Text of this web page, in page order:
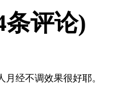
条评论)
经不调效果很好耶。